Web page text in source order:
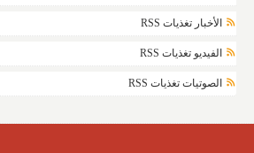
الأخبار تغذيات RSS
الفيديو تغذيات RSS
الصوتيات تغذيات RSS